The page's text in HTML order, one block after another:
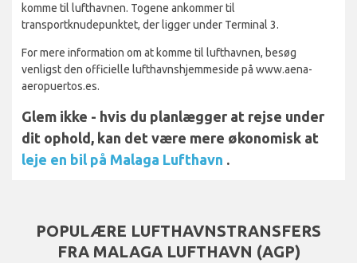
komme til lufthavnen. Togene ankommer til
transportknudepunktet, der ligger under Terminal 3.
For mere information om at komme til lufthavnen, besøg
venligst den officielle lufthavnshjemmeside på www.aena-
aeropuertos.es.
Glem ikke - hvis du planlægger at rejse under
dit ophold, kan det være mere økonomisk at
leje en bil på Malaga Lufthavn .
POPULÆRE LUFTHAVNSTRANSFERS
FRA MALAGA LUFTHAVN (AGP)